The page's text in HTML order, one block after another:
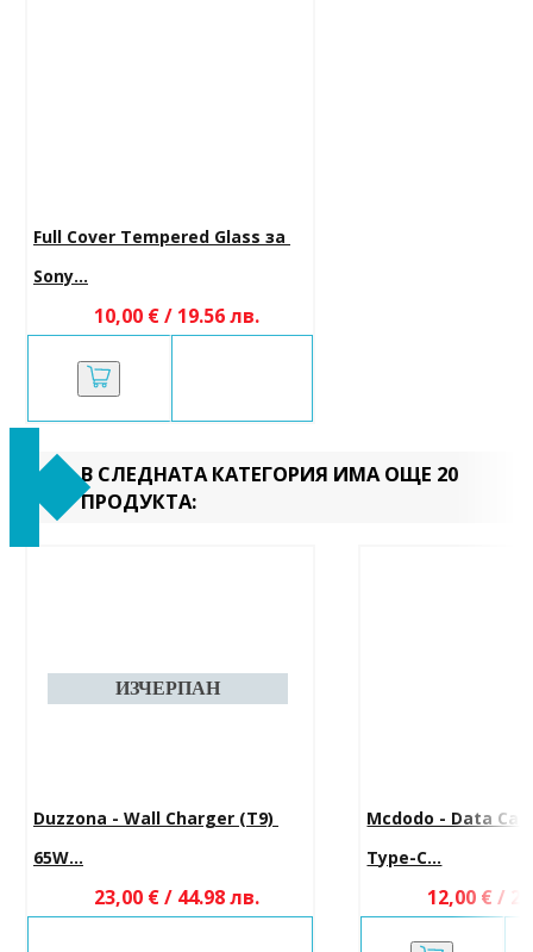
Full Cover Tempered Glass за
Sony...
10,00 € / 19.56 лв.
В СЛЕДНАТА КАТЕГОРИЯ ИМА ОЩЕ 20
ПРОДУКТА:
Duzzona - Wall Charger (T9)
65W...
23,00 € / 44.98 лв.
Mcdodo - Data
Type-C...
12,00 € /